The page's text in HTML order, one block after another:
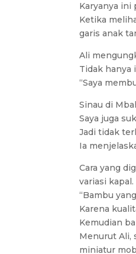
Karyanya ini
Ketika
garis anak
Ali
Tidak hanya
“Saya
Sinau di
Saya juga
Jadi tidak
Ia
Cara yang
variasi kapal.
“Bambu
Karena
Kemudian
Menurut Ali,
miniatur